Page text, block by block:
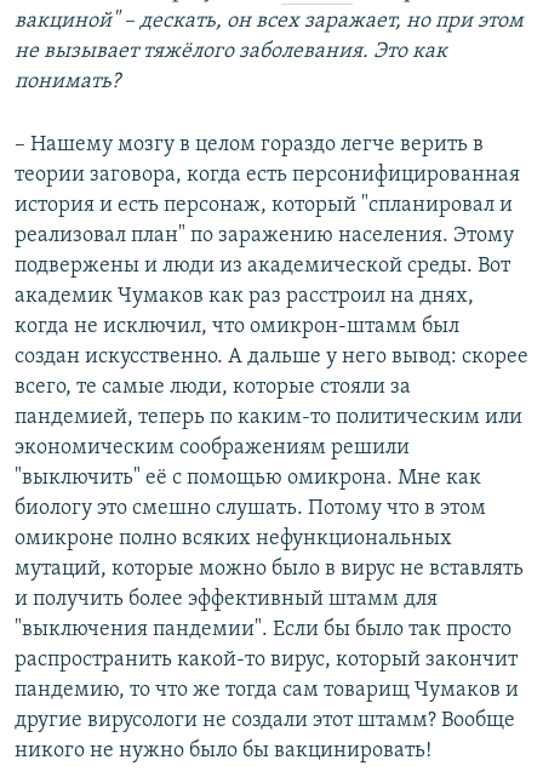
вакциной" – дескать, он всех заражает, но при этом
не вызывает тяжёлого заболевания. Это как
понимать?
– Нашему мозгу в целом гораздо легче верить в
теории заговора, когда есть персонифицированная
история и есть персонаж, который "спланировал и
реализовал план" по заражению населения. Этому
подвержены и люди из академической среды. Вот
академик Чумаков как раз расстроил на днях,
когда не исключил, что омикрон-штамм был
создан искусственно. А дальше у него вывод: скорее
всего, те самые люди, которые стояли за
пандемией, теперь по каким-то политическим или
экономическим соображениям решили
"выключить" её с помощью омикрона. Мне как
биологу это смешно слушать. Потому что в этом
омикроне полно всяких нефункциональных
мутаций, которые можно было в вирус не вставлять
и получить более эффективный штамм для
"выключения пандемии". Если бы было так просто
распространить какой-то вирус, который закончит
пандемию, то что же тогда сам товарищ Чумаков и
другие вирусологи не создали этот штамм? Вообще
никого не нужно было бы вакцинировать!